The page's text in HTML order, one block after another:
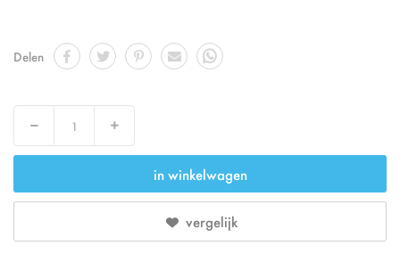
Delen
Verlaag Verhoog
in winkelwagen
vergelijk